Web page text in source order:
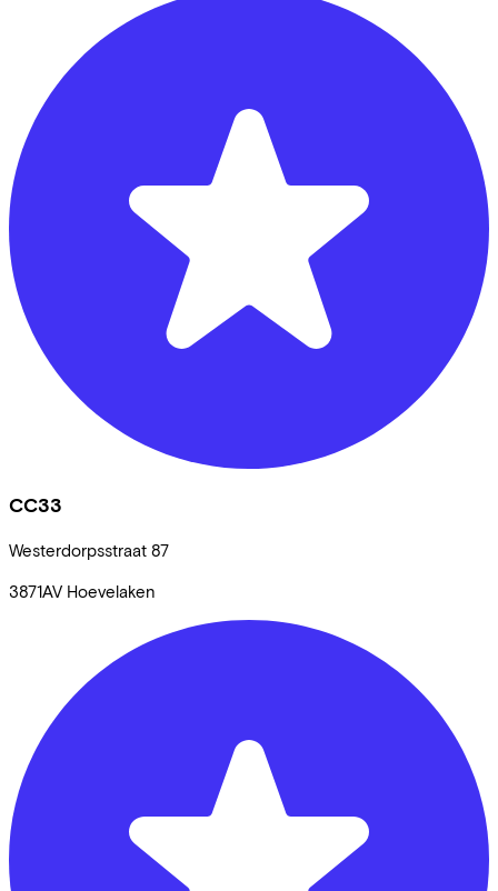
CC33
Westerdorpsstraat 87
3871AV Hoevelaken